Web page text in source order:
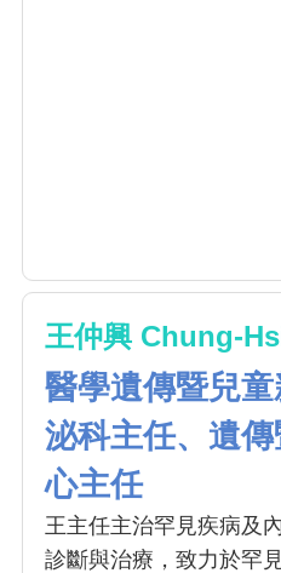
王仲興 Chung-
醫學遺傳暨兒
泌科主任、遺
心主任
王主任主治罕見疾病及
診斷與治療，致力於罕